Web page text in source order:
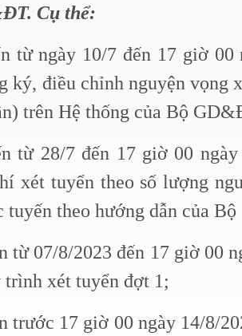
Cụ thể:
từ ngày 10/7 đến 17 giờ 00
ký, điều chỉnh nguyện vọng
trên Hệ thống của Bộ
từ 28/7 đến 17 giờ 00
xét tuyển theo số lượng
tuyến theo hướng dẫn của
từ 07/8/2023 đến 17 giờ 00
trình xét tuyển đợt 1;
trước 17 giờ 00 ngày 14/8/